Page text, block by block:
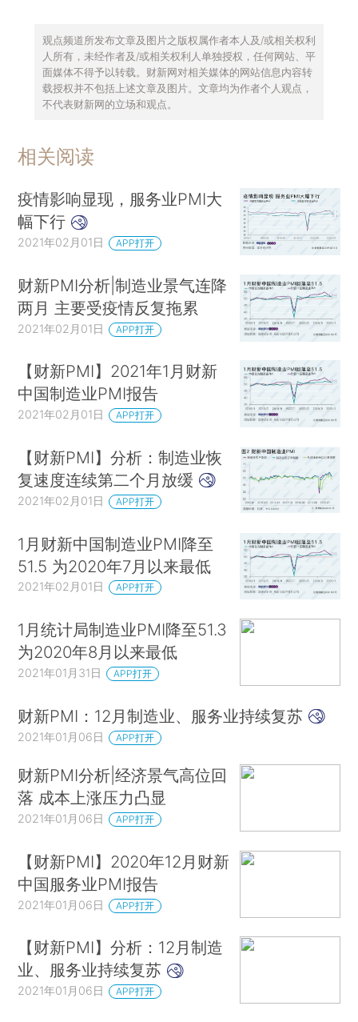
观点频道所发布文章及图片之版权属作者本人及/或相关权利
人所有，未经作者及/或相关权利人单独授权，任何网站、平
面媒体不得予以转载。财新网对相关媒体的网站信息内容转
载授权并不包括上述文章及图片。文章均为作者个人观点，
不代表财新网的立场和观点。
相关阅读
疫情影响显现，服务业PMI大
幅下行
2021年02月01日 APP打开
财新PMI分析|制造业景气连降
两月 主要受疫情反复拖累
2021年02月01日 APP打开
【财新PMI】2021年1月财新
中国制造业PMI报告
2021年02月01日 APP打开
【财新PMI】分析：制造业恢
复速度连续第二个月放缓
2021年02月01日 APP打开
1月财新中国制造业PMI降至
51.5 为2020年7月以来最低
2021年02月01日 APP打开
1月统计局制造业PMI降至51.3
为2020年8月以来最低
2021年01月31日 APP打开
财新PMI：12月制造业、服务业持续复苏
2021年01月06日 APP打开
财新PMI分析|经济景气高位回
落 成本上涨压力凸显
2021年01月06日 APP打开
【财新PMI】2020年12月财新
中国服务业PMI报告
2021年01月06日 APP打开
【财新PMI】分析：12月制造
业、服务业持续复苏
2021年01月06日 APP打开